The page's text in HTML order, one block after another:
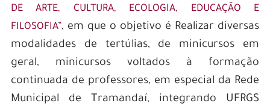
DE ARTE, CULTURA, ECOLOGIA, EDUCAÇÃO E
FILOSOFIA”, em que o objetivo é Realizar diversas
modalidades de tertúlias, de minicursos em
geral, minicursos voltados à formação
continuada de professores, em especial da Rede
Municipal de Tramandaí, integrando UFRGS